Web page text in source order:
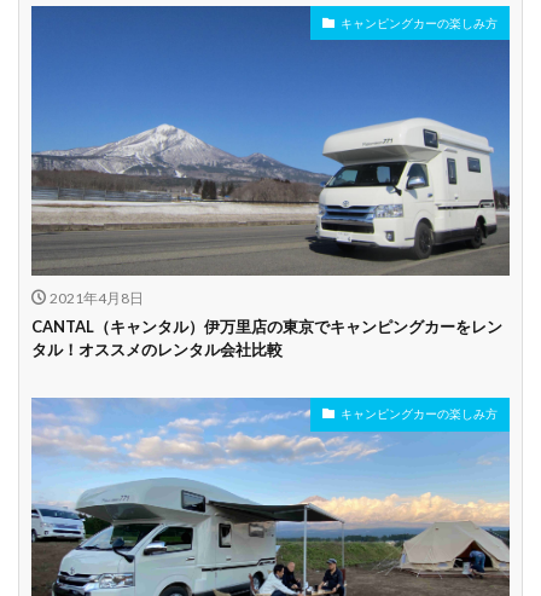
駅配車あり 多言語対応 年末年始営業
配車サービスあり
マイカー預かりあ
り
カード支払い可
ビジネス利用 カップル向き ファミリー向き
貸し出しオプショ
ン充実
新車多数あり
試乗プラン有り
キャンペーン開催
中
長期割引
キャンピングカーの楽しみ方
2021年4月8日
CANTAL（キャンタル）伊万里店の東京でキャンピングカーをレン
タル！オススメのレンタル会社比較
キャンピングカーの楽しみ方